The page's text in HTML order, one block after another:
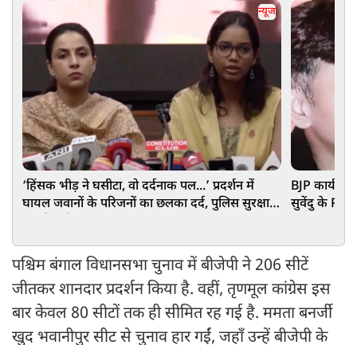
न्यूज
‘हिंसक भीड़ ने घसीटा, वो दर्दनाक पल...’ प्रदर्शन में
घायल जवानों के परिजनों का छलका दर्द, पुलिस सुरक्षा
BJP
सुवेंदु के PA
पश्चिम बंगाल विधानसभा चुनाव में बीजेपी ने 206 सीटें
जीतकर शानदार प्रदर्शन किया है. वहीं, तृणमूल कांग्रेस इस
बार केवल 80 सीटों तक ही सीमित रह गई है. ममता बनर्जी
खुद भवानीपुर सीट से चुनाव हार गईं, जहाँ उन्हें बीजेपी के